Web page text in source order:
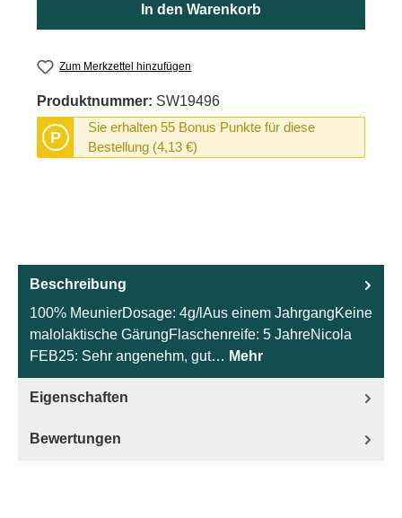
In den Warenkorb
Zum Merkzettel hinzufügen
Produktnummer: SW19496
P
Sie erhalten 55 Bonus Punkte für diese
Bestellung (4,13 €)
Beschreibung
100% MeunierDosage: 4g/lAus einem JahrgangKeine
malolaktische GärungFlaschenreife: 5 JahreNicola
FEB25: Sehr angenehm, gut… Mehr
Eigenschaften
Bewertungen